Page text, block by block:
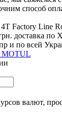
способ
Factory Line
доставка по
и по всей
MOTUL
валют,